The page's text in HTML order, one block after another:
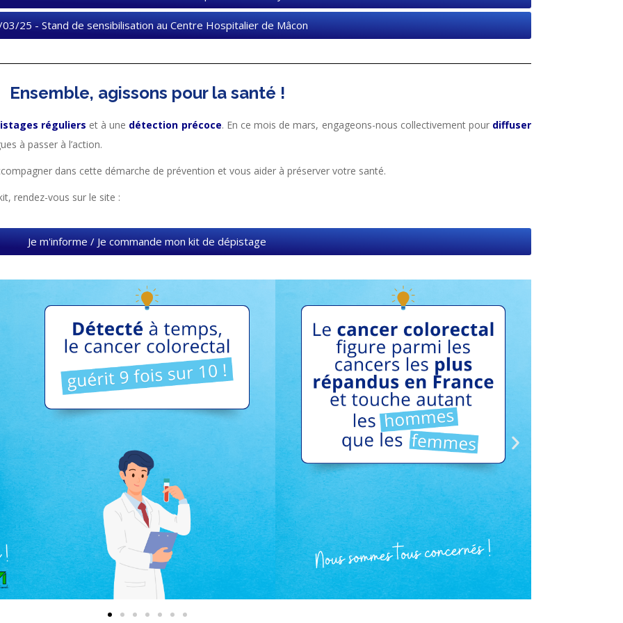
25 - Stand de sensibilisation au Centre Hospitalier de Mâcon
Ensemble, agissons pour la santé !
réguliers et à une détection précoce. En ce mois de mars, engageons-nous collectivement pour diffuser
à passer à l’action.
dans cette démarche de prévention et vous aider à préserver votre santé.
rendez-vous sur le site :
Je m'informe / Je commande mon kit de dépistage